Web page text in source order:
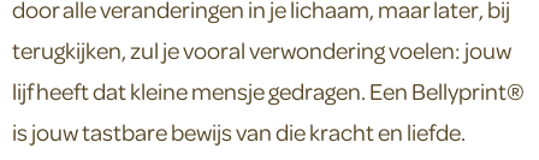
door alle veranderingen in je lichaam, maar later, bij
terugkijken, zul je vooral verwondering voelen: jouw
lijf heeft dat kleine mensje gedragen. Een Bellyprint®
is jouw tastbare bewijs van die kracht en liefde.